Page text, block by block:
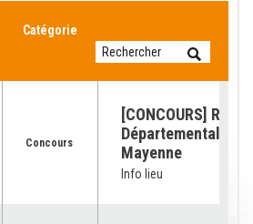
Catégorie
Concours
[CONCOURS]
Départemental de
Mayenne
Info lieu